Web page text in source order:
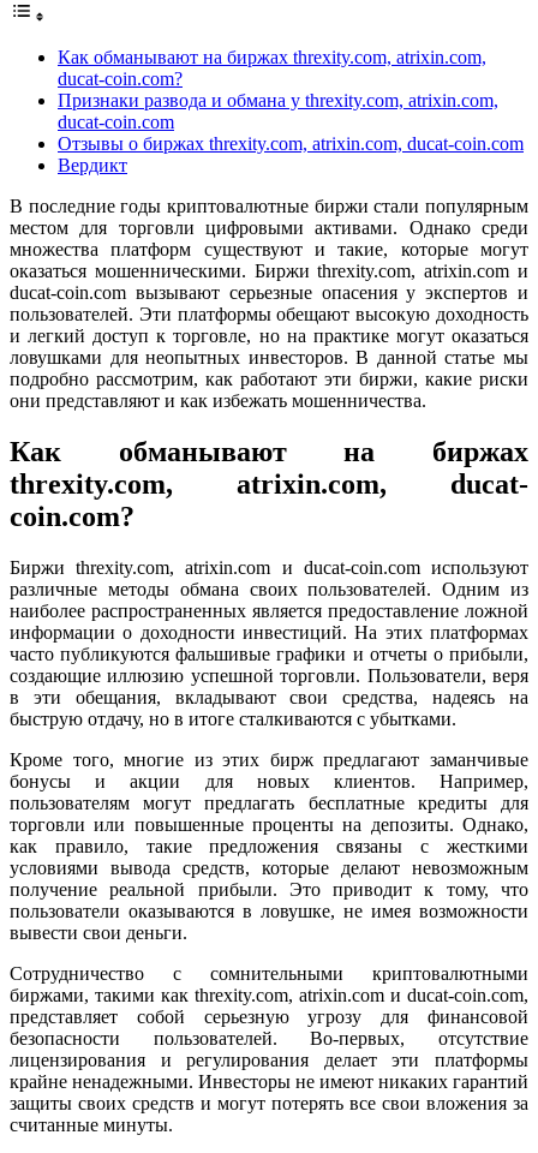
Как обманывают на биржах threxity.com, atrixin.com,
ducat-coin.com?
Признаки развода и обмана у threxity.com, atrixin.com,
ducat-coin.com
Отзывы о биржах threxity.com, atrixin.com, ducat-coin.com
Вердикт
В последние годы криптовалютные биржи стали популярным
местом для торговли цифровыми активами. Однако среди
множества платформ существуют и такие, которые могут
оказаться мошенническими. Биржи threxity.com, atrixin.com и
ducat-coin.com вызывают серьезные опасения у экспертов и
пользователей. Эти платформы обещают высокую доходность
и легкий доступ к торговле, но на практике могут оказаться
ловушками для неопытных инвесторов. В данной статье мы
подробно рассмотрим, как работают эти биржи, какие риски
они представляют и как избежать мошенничества.
Как обманывают на биржах
threxity.com, atrixin.com, ducat-
coin.com?
Биржи threxity.com, atrixin.com и ducat-coin.com используют
различные методы обмана своих пользователей. Одним из
наиболее распространенных является предоставление ложной
информации о доходности инвестиций. На этих платформах
часто публикуются фальшивые графики и отчеты о прибыли,
создающие иллюзию успешной торговли. Пользователи, веря
в эти обещания, вкладывают свои средства, надеясь на
быструю отдачу, но в итоге сталкиваются с убытками.
Кроме того, многие из этих бирж предлагают заманчивые
бонусы и акции для новых клиентов. Например,
пользователям могут предлагать бесплатные кредиты для
торговли или повышенные проценты на депозиты. Однако,
как правило, такие предложения связаны с жесткими
условиями вывода средств, которые делают невозможным
получение реальной прибыли. Это приводит к тому, что
пользователи оказываются в ловушке, не имея возможности
вывести свои деньги.
Сотрудничество с сомнительными криптовалютными
биржами, такими как threxity.com, atrixin.com и ducat-coin.com,
представляет собой серьезную угрозу для финансовой
безопасности пользователей. Во-первых, отсутствие
лицензирования и регулирования делает эти платформы
крайне ненадежными. Инвесторы не имеют никаких гарантий
защиты своих средств и могут потерять все свои вложения за
считанные минуты.